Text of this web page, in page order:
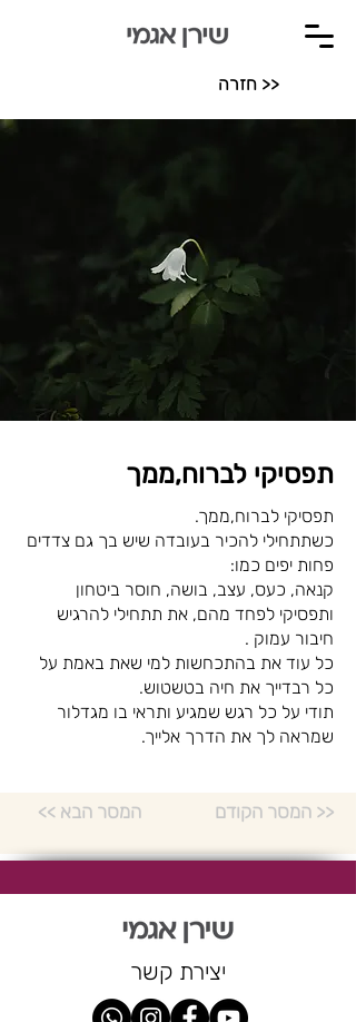
חזרה >>
תפסיקי לברוח,ממך
תפסיקי לברוח,ממך.
כשתתחילי להכיר בעובדה שיש בך גם צדדים
פחות יפים כמו:
קנאה, כעס, עצב, בושה, חוסר ביטחון
ותפסיקי לפחד מהם, את תתחילי להרגיש
חיבור עמוק .
כל עוד את בהתכחשות למי שאת באמת על
כל רבדייך את חיה בטשטוש.
תודי על כל רגש שמגיע ותראי בו מגדלור
שמראה לך את הדרך אלייך.
<< המסר הבא המסר הקודם >>
יצירת קשר